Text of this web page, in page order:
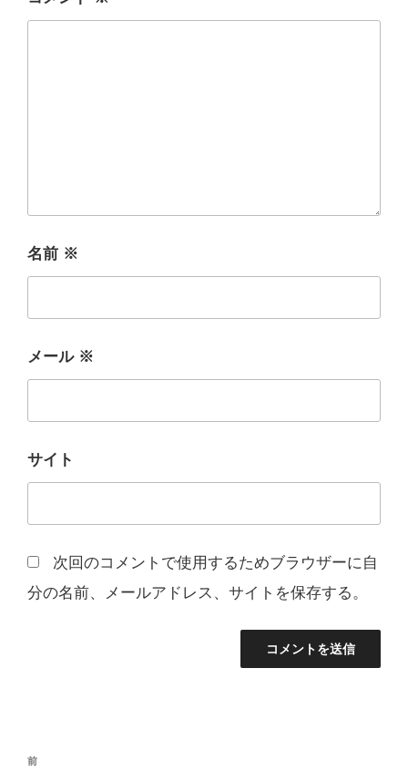
名前 ※
メール ※
サイト
次回のコメントで使用するためブラウザーに自
分の名前、メールアドレス、サイトを保存する。
投
前
前